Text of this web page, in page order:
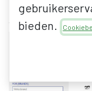
bieden.